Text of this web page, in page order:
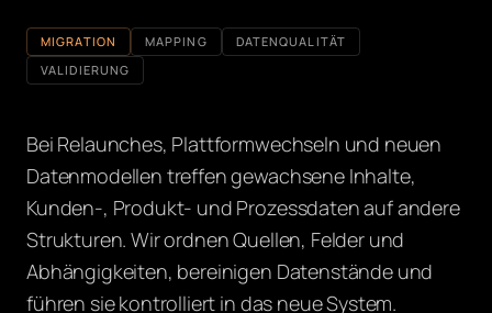
MIGRATION MAPPING
DATENQUALITÄT
VALIDIERUNG
Bei Relaunches, Plattformwechseln und neuen
Datenmodellen treffen gewachsene Inhalte,
Kunden-, Produkt- und Prozessdaten auf andere
Strukturen. Wir ordnen Quellen, Felder und
Abhängigkeiten, bereinigen Datenstände und
führen sie kontrolliert in das neue System.